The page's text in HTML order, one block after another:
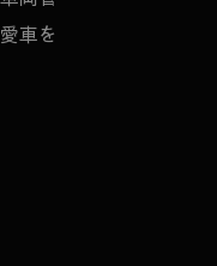
車を